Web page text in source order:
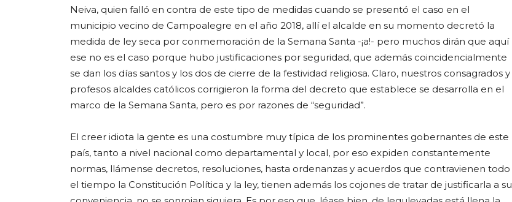
Neiva, quien falló en contra de este tipo de medidas cuando se presentó el caso en el
municipio vecino de Campoalegre en el año 2018, allí el alcalde en su momento decretó la
medida de ley seca por conmemoración de la Semana Santa -¡a!- pero muchos dirán que aquí
ese no es el caso porque hubo justificaciones por seguridad, que además coincidencialmente
se dan los días santos y los dos de cierre de la festividad religiosa. Claro, nuestros consagrados y
profesos alcaldes católicos corrigieron la forma del decreto que establece se desarrolla en el
marco de la Semana Santa, pero es por razones de “seguridad”.
El creer idiota la gente es una costumbre muy típica de los prominentes gobernantes de este
país, tanto a nivel nacional como departamental y local, por eso expiden constantemente
normas, llámense decretos, resoluciones, hasta ordenanzas y acuerdos que contravienen todo
el tiempo la Constitución Política y la ley, tienen además los cojones de tratar de justificarla a su